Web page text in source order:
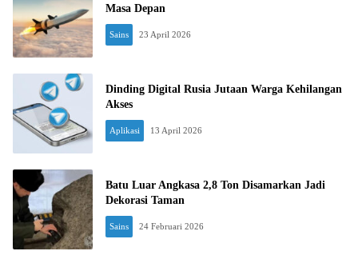
Masa Depan
Sains 23 April 2026
Dinding Digital Rusia Jutaan Warga Kehilangan
Akses
Aplikasi 13 April 2026
Batu Luar Angkasa 2,8 Ton Disamarkan Jadi
Dekorasi Taman
Sains 24 Februari 2026